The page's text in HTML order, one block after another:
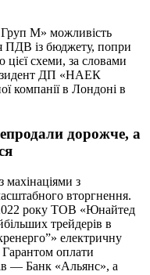
М» можливість
ПДВ із бюджету, попри
схеми, за словами
ДП «НАЕК
компанії в Лондоні в
дорожче, а
махінаціями з
вторгнення.
року ТОВ «Юнайтед
трейдерів в
електричну
оплати
— Банк «Альянс», а